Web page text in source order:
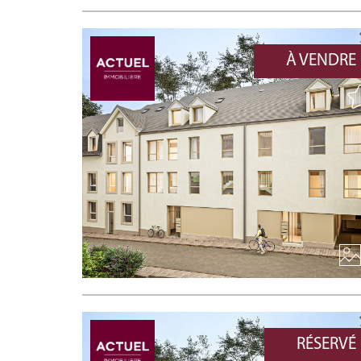
À VENDRE
RÉSERVÉ